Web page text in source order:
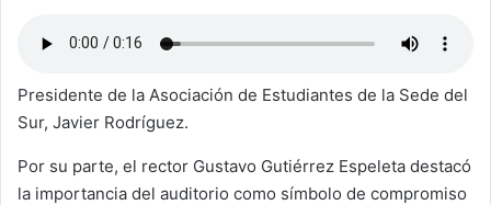
Presidente de la Asociación de Estudiantes de la Sede del
Sur, Javier Rodríguez.
Por su parte, el rector Gustavo Gutiérrez Espeleta destacó
la importancia del auditorio como símbolo de compromiso